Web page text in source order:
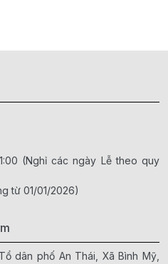
(Nghỉ các ngày Lễ theo quy
từ 01/01/2026)
dân phố An Thái, Xã Bình Mỹ,